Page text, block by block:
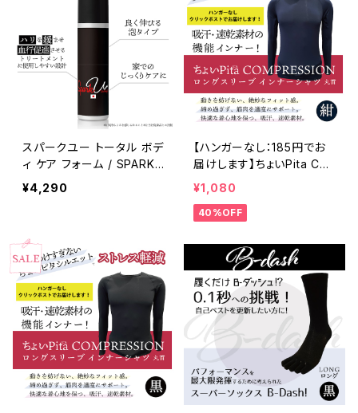
スをより高めるサポートをし
ます。
スパークユー トータル ボデ
ィ ケア フォーム / SPARK
U Total Body Care Form
プレイ後のケアに。
¥4,290
【ハンガーなし：185円でお
届けします】ちょいPita CO
MPRESSION ロングスリー
ブ インナーシャツ 丸首 紺
5299
¥1,080
40%OFF